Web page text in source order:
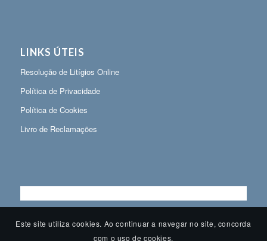
LINKS ÚTEIS
Resolução de Litígios Online
Política de Privacidade
Política de Cookies
Livro de Reclamações
Este site utiliza cookies. Ao continuar a navegar no site, concorda
com o uso de cookies.